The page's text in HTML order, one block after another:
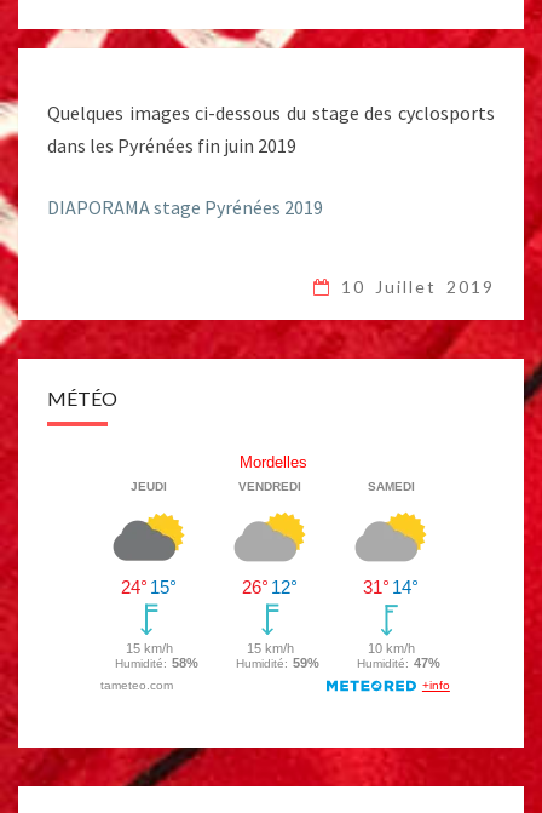
Quelques images ci-dessous du stage des cyclosports
dans les Pyrénées fin juin 2019
DIAPORAMA stage Pyrénées 2019
10 Juillet 2019
MÉTÉO